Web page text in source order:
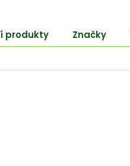
produkty Značky